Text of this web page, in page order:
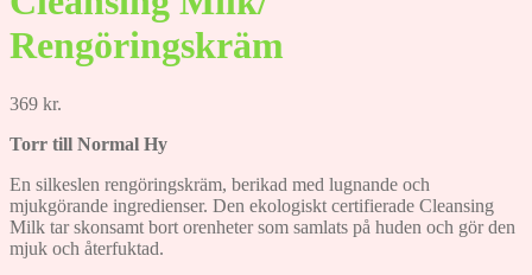
Rengöringskräm
369 kr.
Torr till Normal Hy
En silkeslen rengöringskräm, berikad med lugnande och
mjukgörande ingredienser. Den ekologiskt certifierade Cleansing
Milk tar skonsamt bort orenheter som samlats på huden och gör den
mjuk och återfuktad.